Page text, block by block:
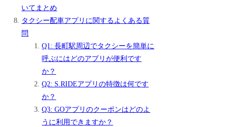
いてまとめ
タクシー配車アプリに関するよくある質
問
Q1: 長町駅周辺でタクシーを簡単に
呼ぶにはどのアプリが便利です
か？
Q2: S.RIDEアプリの特徴は何です
か？
Q3: GOアプリのクーポンはどのよ
うに利用できますか？